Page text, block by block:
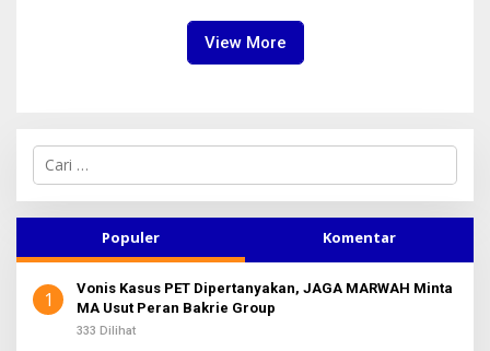
View More
C
i
n
u
k
Populer Komentar
1
Vonis Kasus PET Dipertanyakan, JAGA MARWAH Minta
MA Usut Peran Bakrie Group
333 Dilihat